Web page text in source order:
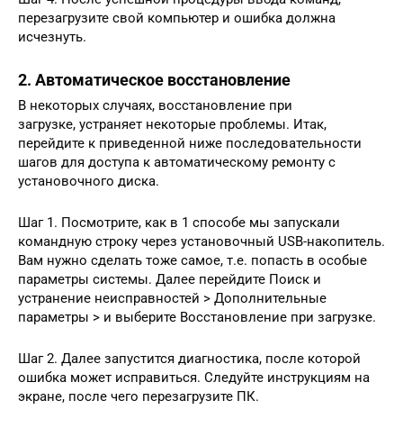
перезагрузите свой компьютер и ошибка должна
исчезнуть.
2. Автоматическое восстановление
В некоторых случаях, восстановление при
загрузке, устраняет некоторые проблемы. Итак,
перейдите к приведенной ниже последовательности
шагов для доступа к автоматическому ремонту с
установочного диска.
Шаг 1. Посмотрите, как в 1 способе мы запускали
командную строку через установочный USB-накопитель.
Вам нужно сделать тоже самое, т.е. попасть в особые
параметры системы. Далее перейдите Поиск и
устранение неисправностей > Дополнительные
параметры > и выберите Восстановление при загрузке.
Шаг 2. Далее запустится диагностика, после которой
ошибка может исправиться. Следуйте инструкциям на
экране, после чего перезагрузите ПК.